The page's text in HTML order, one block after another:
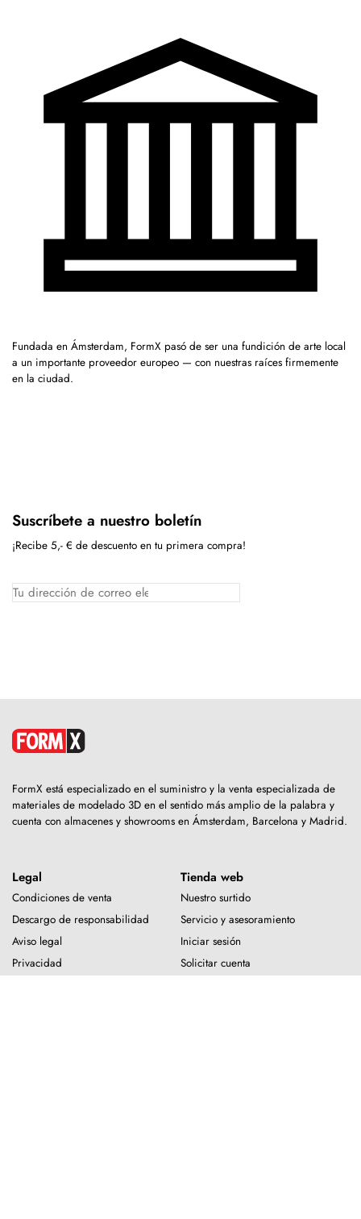
Fundada en Ámsterdam, FormX pasó de ser una fundición de arte local
a un importante proveedor europeo — con nuestras raíces firmemente
en la ciudad.
Suscríbete a nuestro boletín
¡Recibe 5,- € de descuento en tu primera compra!
FormX está especializado en el suministro y la venta especializada de
materiales de modelado 3D en el sentido más amplio de la palabra y
cuenta con almacenes y showrooms en Ámsterdam, Barcelona y Madrid.
Legal
Condiciones de venta
Descargo de responsabilidad
Aviso legal
Privacidad
Tienda web
Nuestro surtido
Servicio y asesoramiento
Iniciar sesión
Solicitar cuenta